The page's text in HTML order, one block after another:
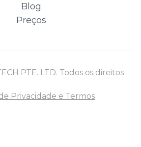
Blog
Preços
PTE. LTD. Todos os direitos
Privacidade e Termos